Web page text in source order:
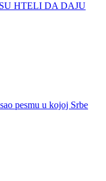
HTELI DA DAJU
pesmu u kojoj Srbe